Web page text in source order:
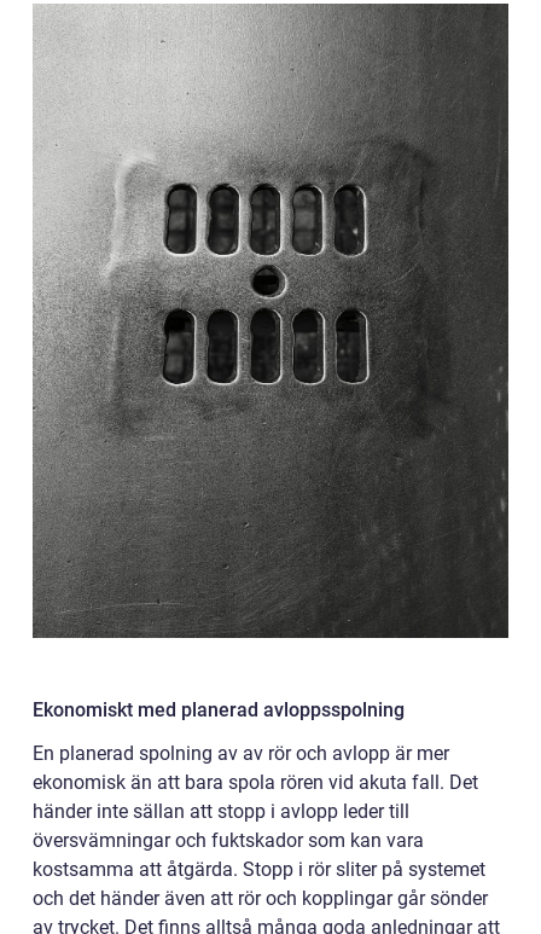
Ekonomiskt med planerad avloppsspolning
En planerad spolning av av rör och avlopp är mer
ekonomisk än att bara spola rören vid akuta fall. Det
händer inte sällan att stopp i avlopp leder till
översvämningar och fuktskador som kan vara
kostsamma att åtgärda. Stopp i rör sliter på systemet
och det händer även att rör och kopplingar går sönder
av trycket. Det finns alltså många goda anledningar att